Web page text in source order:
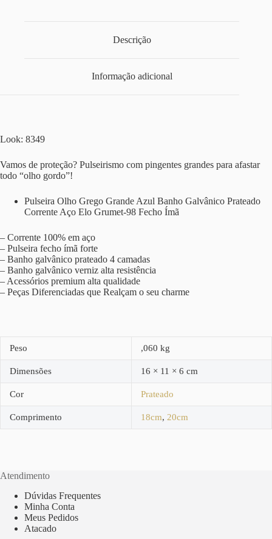
Descrição
Informação adicional
Look: 8349
Vamos de proteção? Pulseirismo com pingentes grandes para afastar
todo “olho gordo”!
Pulseira Olho Grego Grande Azul Banho Galvânico Prateado
Corrente Aço Elo Grumet-98 Fecho Ímã
– Corrente 100% em aço
– Pulseira fecho ímã forte
– Banho galvânico prateado 4 camadas
– Banho galvânico verniz alta resistência
– Acessórios premium alta qualidade
– Peças Diferenciadas que Realçam o seu charme
Peso ,060 kg
Dimensões 16 × 11 × 6 cm
Cor Prateado
Comprimento 18cm, 20cm
Atendimento
Dúvidas Frequentes
Minha Conta
Meus Pedidos
Atacado